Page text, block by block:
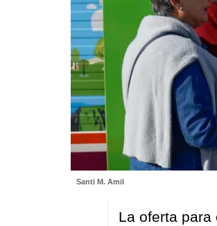
Santi M. Amil
La oferta